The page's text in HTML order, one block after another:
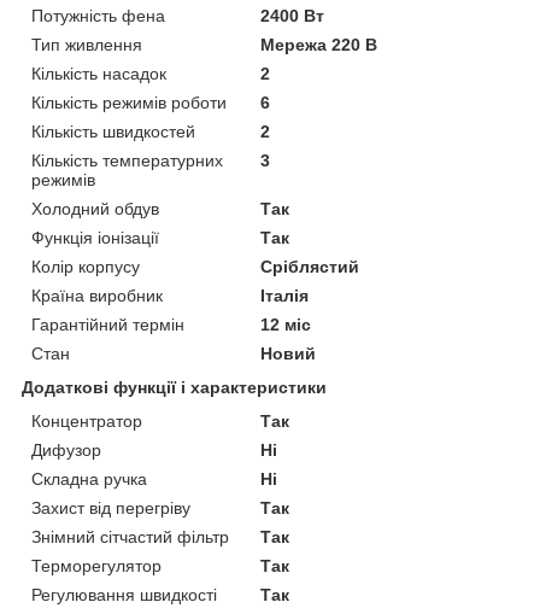
Потужність фена
2400 Вт
Тип живлення
Мережа 220 В
Кількість насадок
2
Кількість режимів роботи
6
Кількість швидкостей
2
Кількість температурних
режимів
3
Холодний обдув
Так
Функція іонізації
Так
Колір корпусу
Сріблястий
Країна виробник
Італія
Гарантійний термін
12 міс
Стан
Новий
Додаткові функції і характеристики
Концентратор
Так
Дифузор
Ні
Складна ручка
Ні
Захист від перегріву
Так
Знімний сітчастий фільтр
Так
Терморегулятор
Так
Регулювання швидкості
Так